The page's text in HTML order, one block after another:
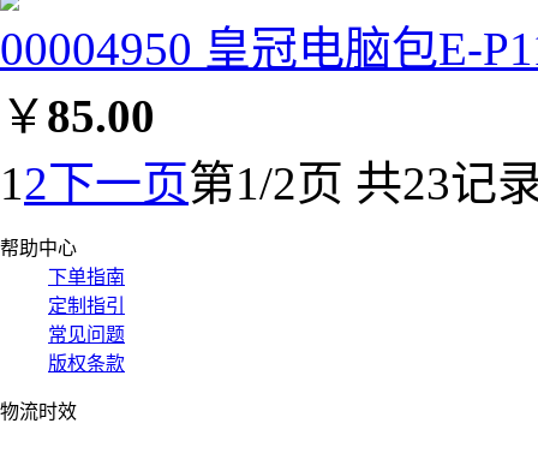
00004950 皇冠电脑包E-
￥85.00
12下一页第1/2页 共23记
帮助中心
下单指南
定制指引
常见问题
版权条款
物流时效